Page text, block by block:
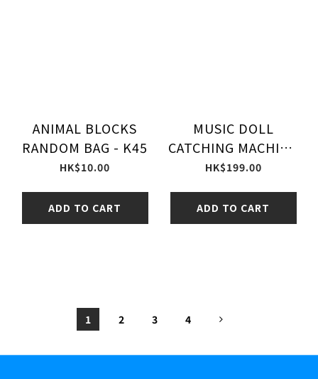
ANIMAL BLOCKS
RANDOM BAG - K45
HK$10.00
ADD TO CART
MUSIC DOLL
CATCHING MACHINE
- 8605
HK$199.00
ADD TO CART
1 2 3 4